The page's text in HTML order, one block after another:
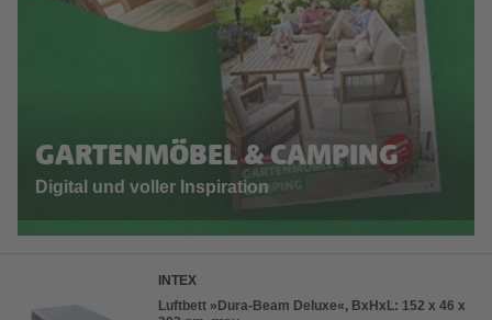
GARTENMÖBEL & CAMPING
Digital und voller Inspiration
INTEX
Luftbett »Dura-Beam Deluxe«, BxHxL: 152 x 46 x